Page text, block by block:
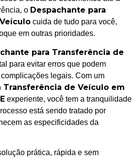
o Despachante para
cuida de tudo para você,
em outras prioridades.
para Transferência de
para evitar erros que podem
legais. Com um
Transferência de Veículo em
experiente, você tem a tranquilidade
está sendo tratado por
as especificidades da
prática, rápida e sem